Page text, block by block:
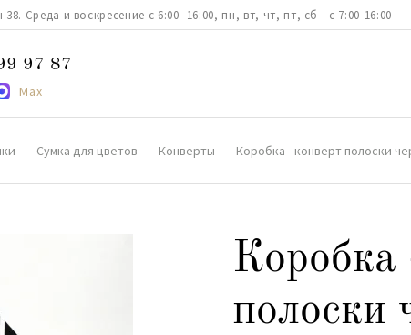
Среда и воскресение с 6:00- 16:00, пн, вт, чт, пт, сб - с 7:00-16:00
97 87
Max
Сумка для цветов Конверты Коробка - конверт полоски
Коробка
полоски